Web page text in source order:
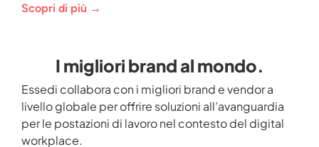
Scopri di più →
I migliori brand al mondo.
Essedi collabora con i migliori brand e vendor a
livello globale per offrire soluzioni all’avanguardia
per le postazioni di lavoro nel contesto del digital
workplace.